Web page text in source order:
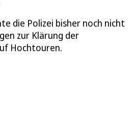
die Polizei bisher noch nicht
zur Klärung der
Hochtouren.